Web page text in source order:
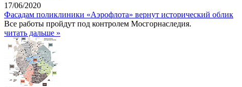
17/06/2020
Фасадам поликлиники «Аэрофлота» вернут исторический облик
Все работы пройдут под контролем Мосгорнаследия.
читать дальше »